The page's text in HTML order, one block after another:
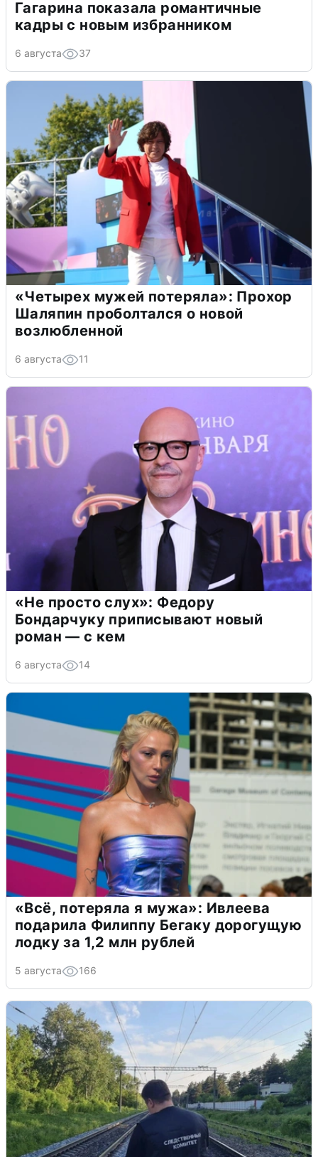
Гагарина показала романтичные
кадры с новым избранником
6 августа 37
«Четырех мужей потеряла»: Прохор
Шаляпин проболтался о новой
возлюбленной
6 августа 11
«Не просто слух»: Федору
Бондарчуку приписывают новый
роман — с кем
6 августа 14
«Всё, потеряла я мужа»: Ивлеева
подарила Филиппу Бегаку дорогущую
лодку за 1,2 млн рублей
5 августа 166